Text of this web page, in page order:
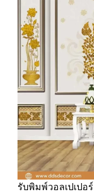
ลาย
รับพิมพ์วอลเปเปอ